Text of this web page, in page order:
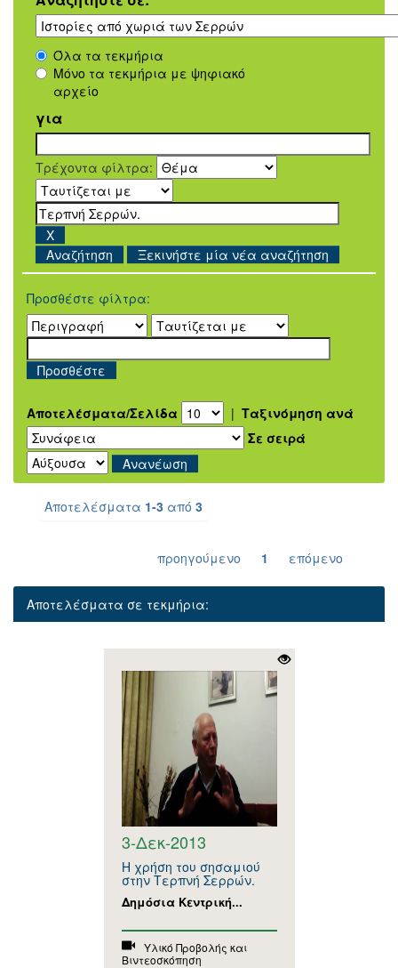
Όλα τα τεκμήρια
Μόνο τα τεκμήρια με ψηφιακό
αρχείο
για
Τρέχοντα φίλτρα:
Ξεκινήστε μία νέα αναζήτηση
Προσθέστε φίλτρα:
Αποτελέσματα/Σελίδα | Ταξινόμηση ανά
Σε σειρά
Αποτελέσματα 1-3 από 3
προηγούμενο 1 επόμενο
Αποτελέσματα σε τεκμήρια:
3-Δεκ-2013
Η χρήση του σησαμιού
στην Τερπνή Σερρών.
Δημόσια Κεντρική...
Υλικό Προβολής και
Βιντεοσκόπηση